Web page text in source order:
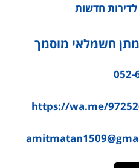
חדשות
חשמלאי מוסמך